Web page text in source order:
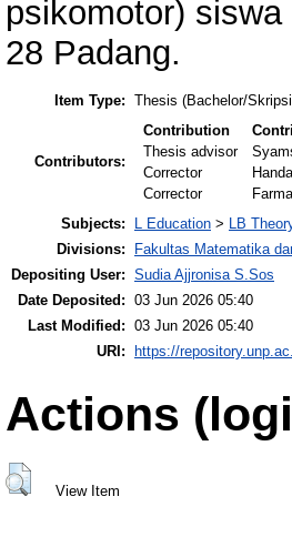
psikomotor)
28 Padang.
Item Type: Thesis (Bachelor/
Contributors:
Contribution
Thesis advisor
Corrector
Corrector
Subjects:
L Education > LB
Divisions:
Fakultas Matematika
Depositing User: Sudia Ajjronisa S.Sos
Date Deposited: 03 Jun 2026 05:40
Last Modified: 03 Jun 2026 05:40
URI:
https://
Actions
View Item